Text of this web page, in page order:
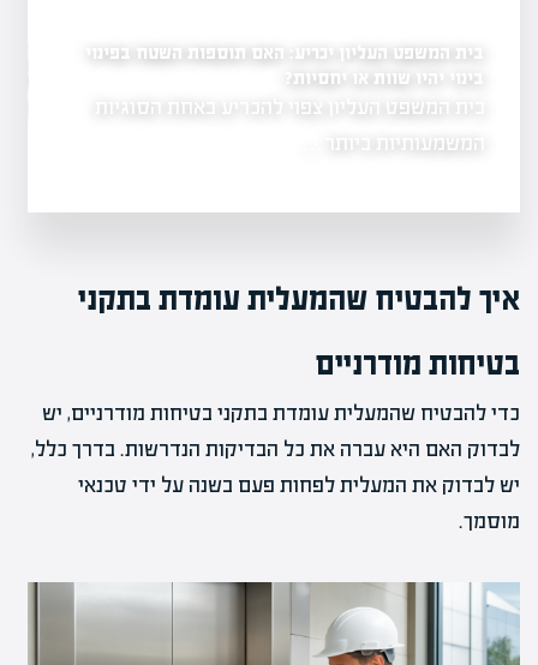
פרויקט להצלחה?
בית המשפט העליון יכריע: האם תוספות השטח בפינוי
בינוי יהיו שוות או יחסיות?
בית המשפט העליון צפוי להכריע באחת הסוגיות
המשמעותיות ביותר…
לראשונה: עיריית
איך להבטיח שהמעלית עומדת בתקני
בטיחות מודרניים
כדי להבטיח שהמעלית עומדת בתקני בטיחות מודרניים, יש
לבדוק האם היא עברה את כל הבדיקות הנדרשות. בדרך כלל,
יש לבדוק את המעלית לפחות פעם בשנה על ידי טכנאי
מוסמך.